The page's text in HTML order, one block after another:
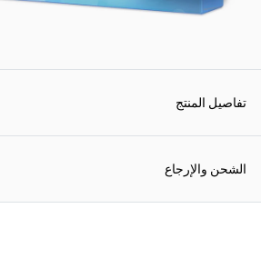
تفاصيل المنتج
الشحن والإرجاع